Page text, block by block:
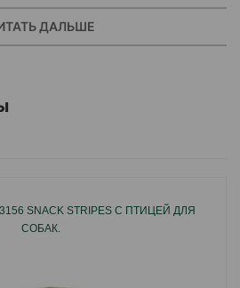
продукт.
свойства и
источник животного белка
время тренировок и
ДАЛЬШЕ
SNACK STRIPES С ПТИЦЕЙ ДЛЯ
СОБАК.